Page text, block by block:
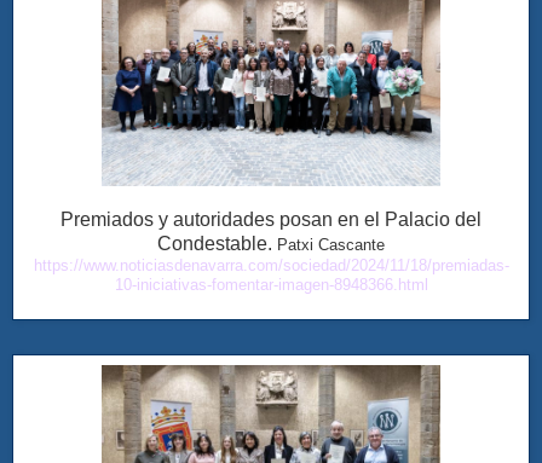
Premiados y autoridades posan en el Palacio del
Condestable. Patxi Cascante
https://www.noticiasdenavarra.com/sociedad/2024/11/18/premiadas-
10-iniciativas-fomentar-imagen-8948366.html